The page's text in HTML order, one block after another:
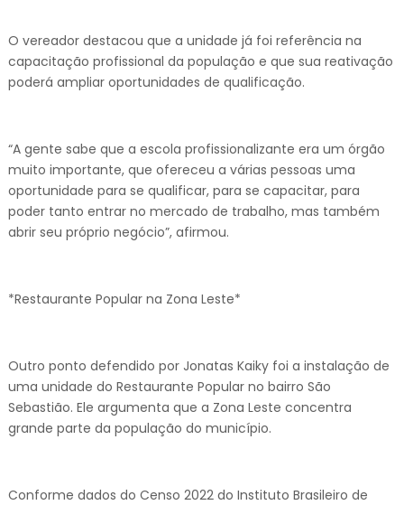
O vereador destacou que a unidade já foi referência na
capacitação profissional da população e que sua reativação
poderá ampliar oportunidades de qualificação.
“A gente sabe que a escola profissionalizante era um órgão
muito importante, que ofereceu a várias pessoas uma
oportunidade para se qualificar, para se capacitar, para
poder tanto entrar no mercado de trabalho, mas também
abrir seu próprio negócio”, afirmou.
*Restaurante Popular na Zona Leste*
Outro ponto defendido por Jonatas Kaiky foi a instalação de
uma unidade do Restaurante Popular no bairro São
Sebastião. Ele argumenta que a Zona Leste concentra
grande parte da população do município.
Conforme dados do Censo 2022 do Instituto Brasileiro de